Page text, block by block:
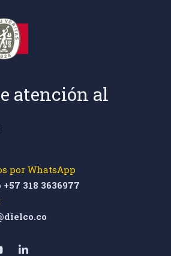
atención al
por WhatsApp
318 3636977